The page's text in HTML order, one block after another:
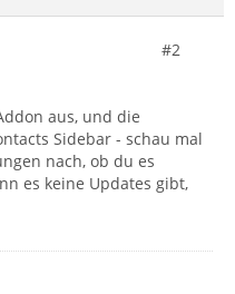
#2
aus, und die
Sidebar - schau mal
nach, ob du es
es keine Updates gibt,